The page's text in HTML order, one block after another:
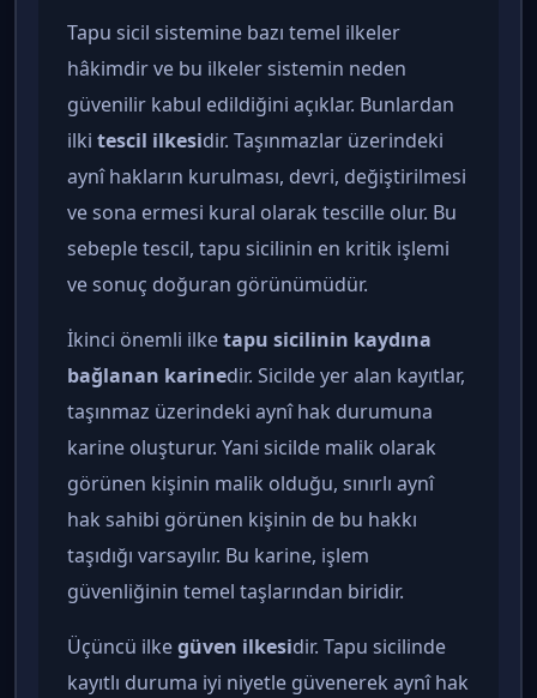
Tapu sicil sistemine bazı temel ilkeler
hâkimdir ve bu ilkeler sistemin neden
güvenilir kabul edildiğini açıklar. Bunlardan
ilki tescil ilkesidir. Taşınmazlar üzerindeki
aynî hakların kurulması, devri, değiştirilmesi
ve sona ermesi kural olarak tescille olur. Bu
sebeple tescil, tapu sicilinin en kritik işlemi
ve sonuç doğuran görünümüdür.
İkinci önemli ilketapu sicilinin kaydına
bağlanan karinedir. Sicilde yer alan kayıtlar,
taşınmaz üzerindeki aynî hak durumuna
karine oluşturur. Yani sicilde malik olarak
görünen kişinin malik olduğu, sınırlı aynî
hak sahibi görünen kişinin de bu hakkı
taşıdığı varsayılır. Bu karine, işlem
güvenliğinin temel taşlarından biridir.
Üçüncü ilkegüven ilkesidir. Tapu sicilinde
kayıtlı duruma iyi niyetle güvenerek aynî hak